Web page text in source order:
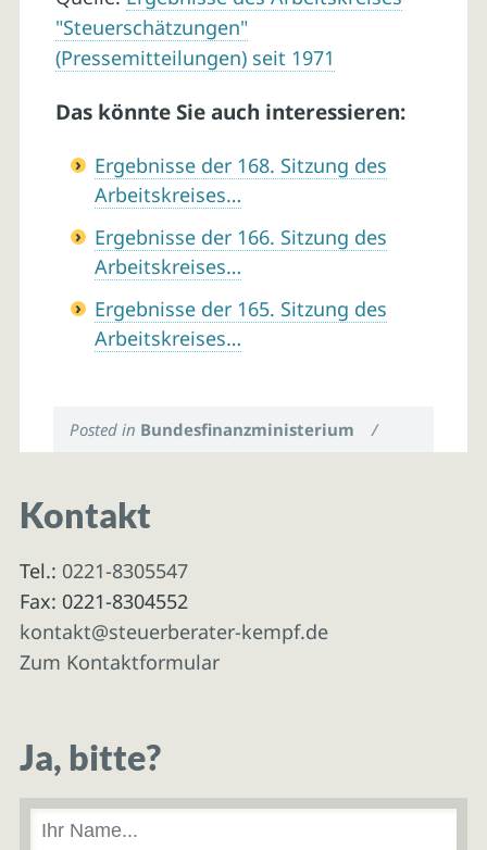
"Steuerschätzungen"
(Pressemitteilungen) seit 1971
Das könnte Sie auch interessieren:
Ergebnisse der 168. Sitzung des
Arbeitskreises…
Ergebnisse der 166. Sitzung des
Arbeitskreises…
Ergebnisse der 165. Sitzung des
Arbeitskreises…
Posted in Bundesfinanzministerium /
Kontakt
Tel.: 0221-8305547
Fax: 0221-8304552
kontakt@steuerberater-kempf.de
Zum Kontaktformular
Ja, bitte?